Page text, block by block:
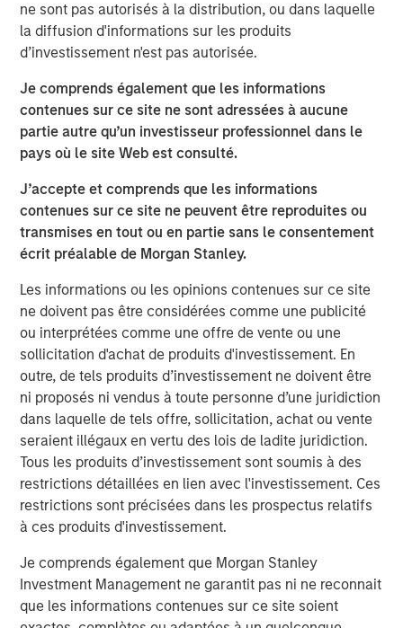
ne sont pas autorisés à la distribution, ou dans laquelle
la diffusion d'informations sur les produits
d’investissement n'est pas autorisée.
Je comprends également que les informations
contenues sur ce site ne sont adressées à aucune
partie autre qu’un investisseur professionnel dans le
pays où le site Web est consulté.
J’accepte et comprends que les informations
contenues sur ce site ne peuvent être reproduites ou
transmises en tout ou en partie sans le consentement
écrit préalable de Morgan Stanley.
Les informations ou les opinions contenues sur ce site
ne doivent pas être considérées comme une publicité
ou interprétées comme une offre de vente ou une
sollicitation d'achat de produits d'investissement. En
outre, de tels produits d’investissement ne doivent être
ni proposés ni vendus à toute personne d’une juridiction
dans laquelle de tels offre, sollicitation, achat ou vente
seraient illégaux en vertu des lois de ladite juridiction.
Tous les produits d’investissement sont soumis à des
restrictions détaillées en lien avec l'investissement. Ces
restrictions sont précisées dans les prospectus relatifs
à ces produits d'investissement.
Je comprends également que Morgan Stanley
Investment Management ne garantit pas ni ne reconnait
que les informations contenues sur ce site soient
and operates state-of-the-art manufacturing facilities in
Payson, UT and Bogota, Colombia with offices in Miami,
FL and Toronto, Canada. Offering in-house graphics and
to market in key target segments including food, fresh
produce, floral and stationary and craft. The company is
AIB certified.
to have the outstanding team at Temkin International join
the PPC family. Danny Temkin and Lynn Abplanalp have
assembled a world-class manufacturing, pre-press and
graphics operation recognized industry wide for its
innovation, service and quality. Having a west coast and
South American presence expands our geographic
footprint and provides us deeper capabilities in stand up
pouch, plate making and flexographic printing.”
Danny Temkin, founder of Temkin International, said,
“Since starting the business in 1980, we at Temkin have
been at the forefront of providing our customers with the
highest quality packaging through best in class printing
and use of innovative converting technology. I’m
tremendously proud of our company, whose over 500
employees across three countries serve our clients in a
first-class way. Temkin is excited to partner with PPC.
Together, PPC and Temkin will continue to deliver high
quality products and service to our clients.”
Eric Kanter, Managing Director of Morgan Stanley Capital